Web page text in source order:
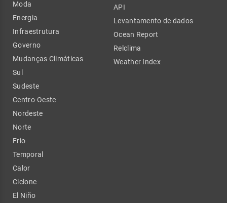
Moda
Energia
Infraestrutura
Governo
Mudanças Climáticas
Sul
Sudeste
Centro-Oeste
Nordeste
Norte
Frio
Temporal
Calor
Ciclone
El Niño
API
Levantamento de dados
Ocean Report
Relclima
Weather Index